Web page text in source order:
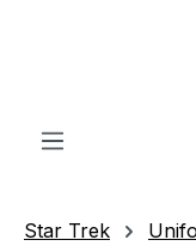
Star Trek